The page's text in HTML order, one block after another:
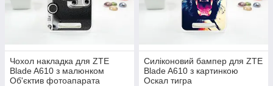
Чохол накладка для ZTE
Blade A610 з малюнком
Об'єктив фотоапарата
Силіконовий бампер для ZTE
Blade A610 з картинкою
Оскал тигра